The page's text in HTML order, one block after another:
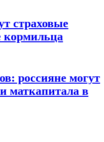
страховые
кормильца
россияне могут
маткапитала в